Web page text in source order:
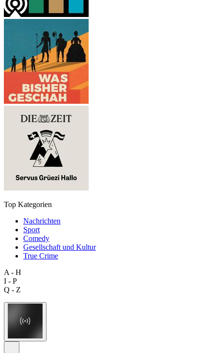
Top Kategorien
Nachrichten
Sport
Comedy
Gesellschaft und Kultur
True Crime
A - H
I - P
Q - Z